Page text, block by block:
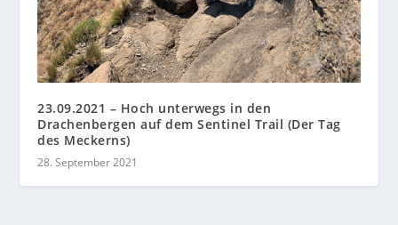
23.09.2021 – Hoch unterwegs in den
Drachenbergen auf dem Sentinel Trail (Der Tag
des Meckerns)
28. September 2021